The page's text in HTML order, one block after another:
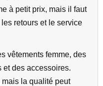
à petit prix, mais il faut
retours et le service
vêtements femme, des
et des accessoires.
mais la qualité peut